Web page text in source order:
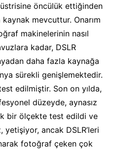
öncülük ettiğinden
mevcuttur. Onarım
makinelerinin nasıl
kadar, DSLR
daha fazla kaynağa
sürekli genişlemektedir.
edilmiştir. Son on yılda,
düzeyde, aynasız
bir ölçekte test edildi ve
yetişiyor, ancak DSLR’leri
fotoğraf çeken çok